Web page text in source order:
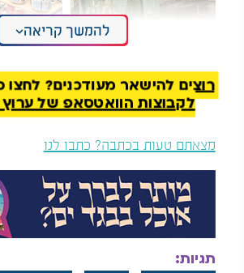
כך תבחנו את עצמכם:
אני עובר עכשיו על לשון
האם צריך
חדשים
אז איך עושים את העירוב תבשילין:
לוקחים בערב החג (השנה תשפ"ו זה
מהבוקר עד סמוך לכניסת החג) לחם
כביצה שזה 56 גרם). ותבשיל
לוקחים ביצה) ואומרים "ברוך אתה ה'
העולם אשר קידשנו במצותיו וציוונו על
ואח"כ אומרים "בדין עירובא יהיה שרי
ולבשולי ולאטמוני, ולאדלוקי שרגא
מיום טוב לשבת" (תרגום: בעירוב זה
להמשך קריאה
רוצים להישאר מעודכנים? לחצו
לקבוצות הוואטסאפ של ערוץ 2000 >>>
מצאתם טעות בכתבה? כתבו לנו
תגיות: